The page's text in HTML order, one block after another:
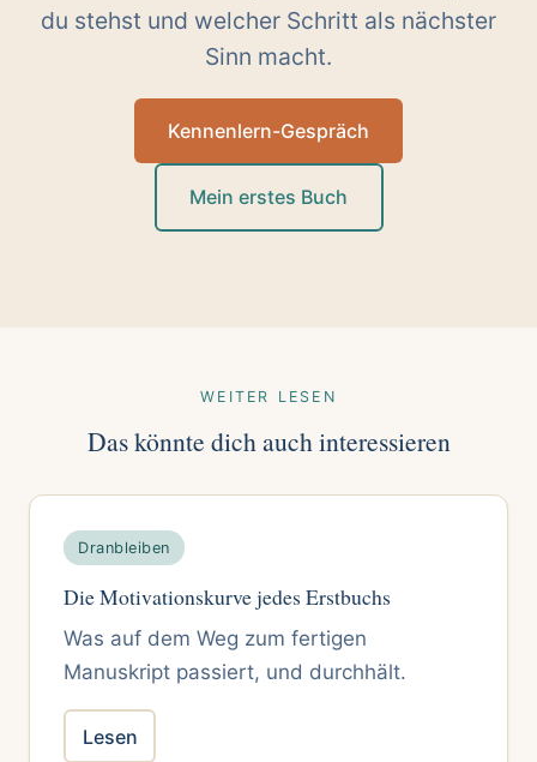
du stehst und welcher Schritt als nächster
Sinn macht.
Kennenlern-Gespräch
Mein erstes Buch
WEITER LESEN
Das könnte dich auch interessieren
Dranbleiben
Die Motivationskurve jedes Erstbuchs
Was auf dem Weg zum fertigen
Manuskript passiert, und durchhält.
Lesen